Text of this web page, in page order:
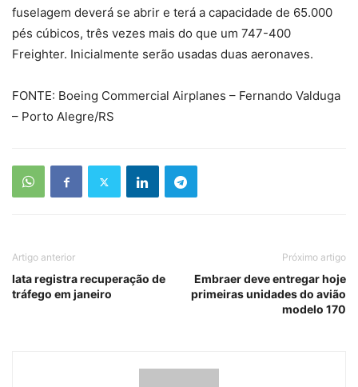
fuselagem deverá se abrir e terá a capacidade de 65.000
pés cúbicos, três vezes mais do que um 747-400
Freighter. Inicialmente serão usadas duas aeronaves.
FONTE: Boeing Commercial Airplanes – Fernando Valduga
– Porto Alegre/RS
Artigo anterior
Iata registra recuperação de
tráfego em janeiro
Próximo artigo
Embraer deve entregar hoje
primeiras unidades do avião
modelo 170